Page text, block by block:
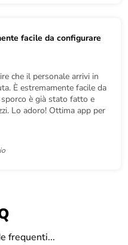
facile da configurare
che il personale arrivi in
È estremamente facile da
è già stato fatto e
Lo adoro! Ottima app per
frequenti...